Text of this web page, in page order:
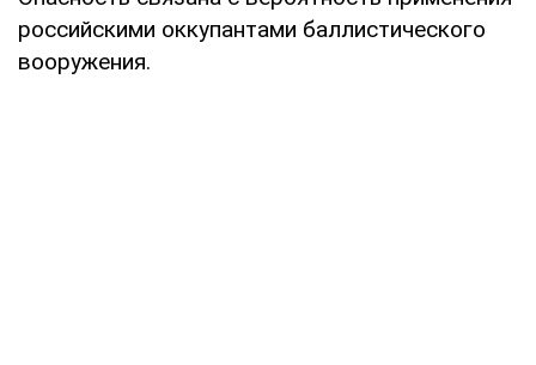
российскими оккупантами баллистического
вооружения.